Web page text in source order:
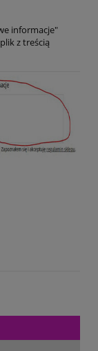
informacje"
z treścią